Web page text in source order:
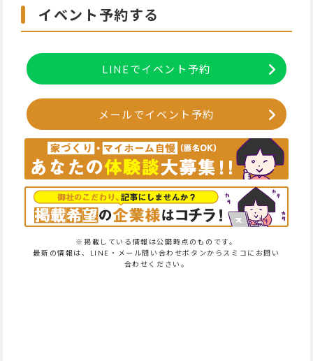
イベント予約する
LINEでイベント予約
メールでイベント予約
※掲載している情報は公開時点のものです。
最新の情報は、LINE・メール問い合わせボタンからスミコにお問い
合わせください。